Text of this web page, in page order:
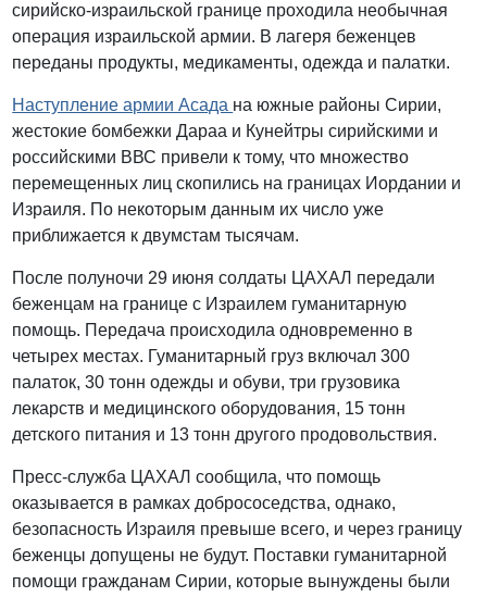
сирийско-израильской границе проходила необычная
операция израильской армии. В лагеря беженцев
переданы продукты, медикаменты, одежда и палатки.
Наступление армии Асада на южные районы Сирии,
жестокие бомбежки Дараа и Кунейтры сирийскими и
российскими ВВС привели к тому, что множество
перемещенных лиц скопились на границах Иордании и
Израиля. По некоторым данным их число уже
приближается к двумстам тысячам.
После полуночи 29 июня солдаты ЦАХАЛ передали
беженцам на границе с Израилем гуманитарную
помощь. Передача происходила одновременно в
четырех местах. Гуманитарный груз включал 300
палаток, 30 тонн одежды и обуви, три грузовика
лекарств и медицинского оборудования, 15 тонн
детского питания и 13 тонн другого продовольствия.
Пресс-служба ЦАХАЛ сообщила, что помощь
оказывается в рамках добрососедства, однако,
безопасность Израиля превыше всего, и через границу
беженцы допущены не будут. Поставки гуманитарной
помощи гражданам Сирии, которые вынуждены были